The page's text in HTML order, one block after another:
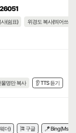
(쉼표)
위경도 복사(띄어쓰기)
물명만 복사 👂 TTS 듣기
더) 🎏 구글 🪁 Bing(Msn)